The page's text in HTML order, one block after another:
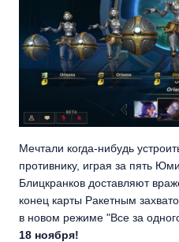
Мечтали когда-нибудь
противнику, играя за пять
Блицкранков доставляют
конец карты Ракетным
в новом режиме "Все за
18 ноября!